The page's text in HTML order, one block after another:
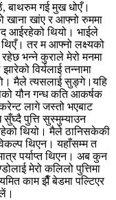
बाथरुम गई मुख धोएँ।
खाना खांए र आफ्नो रुममा
आईरहेको थियो। भाईले
तर म आफ्नो लक्ष्यको
भन्ने कुराले मेरो मनमा
विर्यलाई तन्नामा
मैले त्यसलाई सुङ्गे।यहि
यौन गन्ध कति आकर्षक
करेन्ट लागे जस्तो भएबाट
सुँघ्दै पुत्ति सुस्मुम्याउन
थियो। मैले ठानिसकेकी
थिएन। यहाँसम्म त
पर्याप्त थिएन। अब कुन
मेरो कलिलो पुत्तिमा
काम झैँ बेडमा पल्टिएर